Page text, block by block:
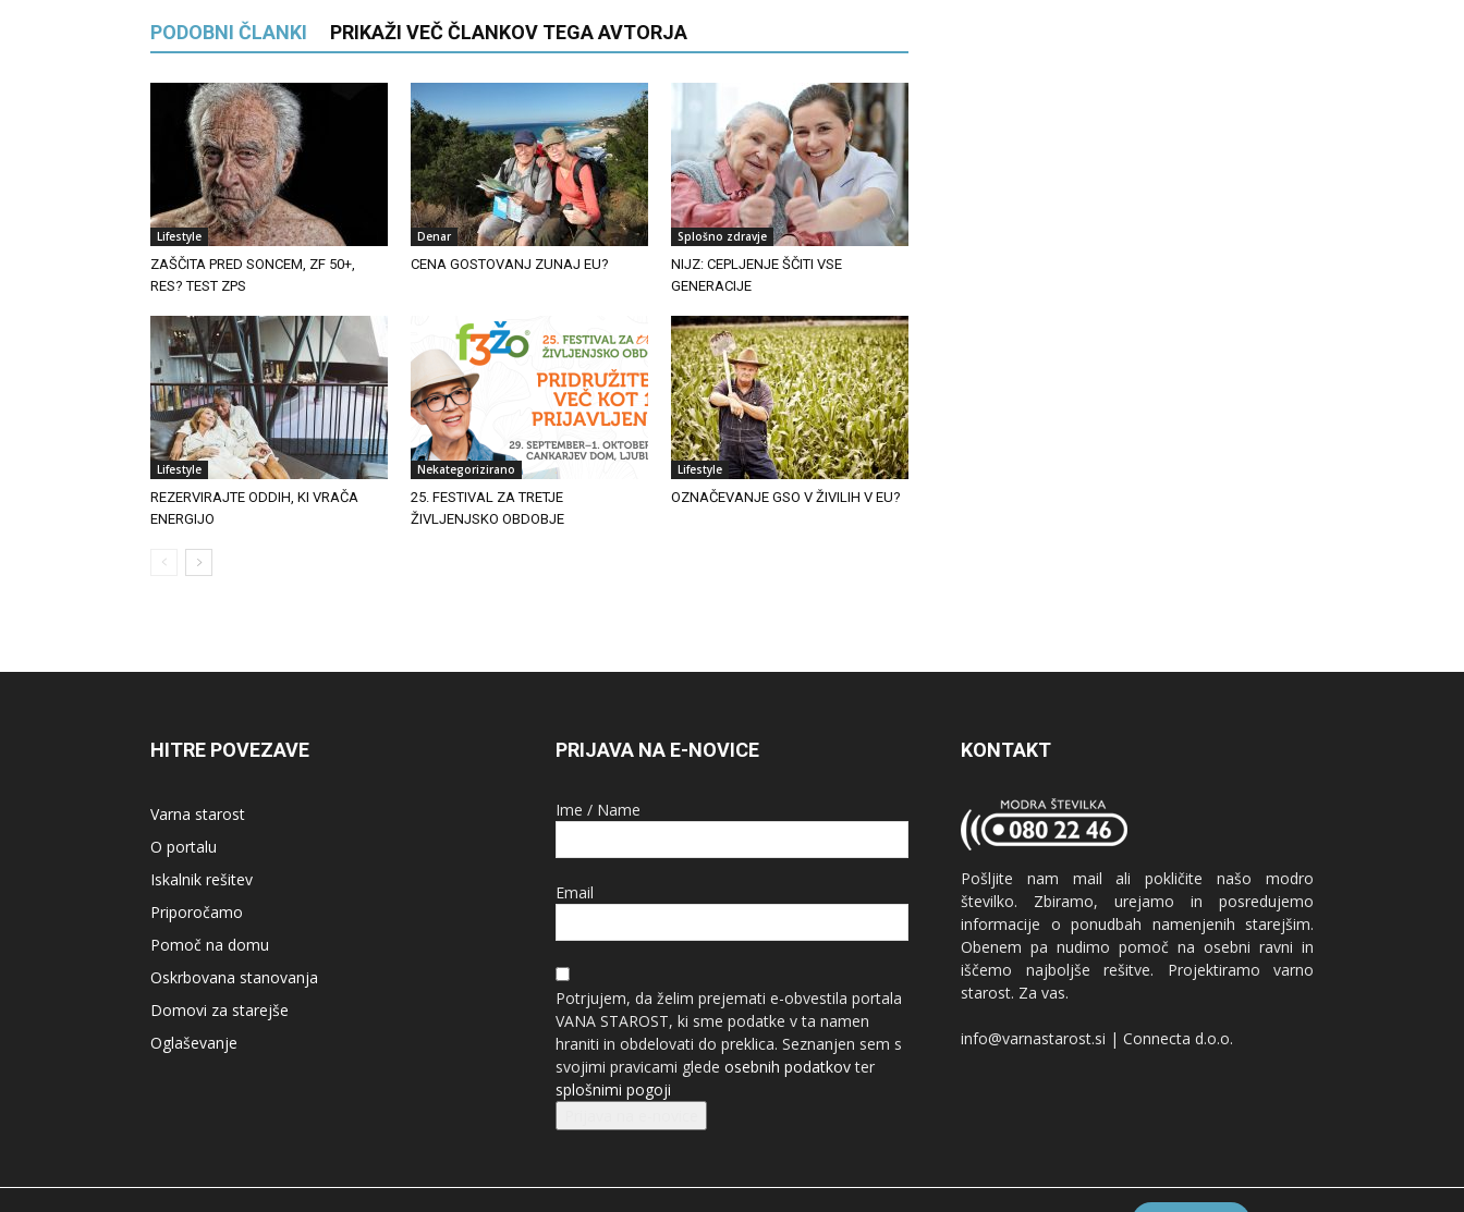
PODOBNI ČLANKI PRIKAŽI VEČ ČLANKOV TEGA AVTORJA
Lifestyle
ZAŠČITA PRED SONCEM, ZF 50+,
RES? TEST ZPS
Denar
CENA GOSTOVANJ ZUNAJ EU?
Splošno zdravje
NIJZ: CEPLJENJE ŠČITI VSE
GENERACIJE
Lifestyle
REZERVIRAJTE ODDIH, KI VRAČA
ENERGIJO
Nekategorizirano
25. FESTIVAL ZA TRETJE
ŽIVLJENJSKO OBDOBJE
Lifestyle
OZNAČEVANJE GSO V ŽIVILIH V EU?
HITRE POVEZAVE
Varna starost
O portalu
Iskalnik rešitev
Priporočamo
Pomoč na domu
Oskrbovana stanovanja
Domovi za starejše
Oglaševanje
PRIJAVA NA E-NOVICE
Ime / Name
Email
Potrjujem, da želim prejemati e-obvestila portala
VANA STAROST, ki sme podatke v ta namen
hraniti in obdelovati do preklica. Seznanjen sem s
svojimi pravicami glede osebnih podatkovter
splošnimi pogoji
KONTAKT
Pošljite nam mail ali pokličite našo modro
številko. Zbiramo, urejamo in posredujemo
informacije o ponudbah namenjenih starejšim.
Obenem pa nudimo pomoč na osebni ravni in
iščemo najboljše rešitve. Projektiramo varno
starost. Za vas.
info@varnastarost.si | Connecta d.o.o.